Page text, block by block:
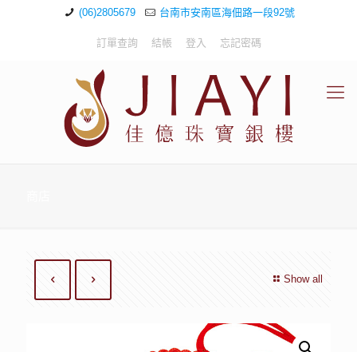
(06)2805679 台南市安南區海佃路一段92號
訂單查詢 結帳 登入 忘記密碼
Show all